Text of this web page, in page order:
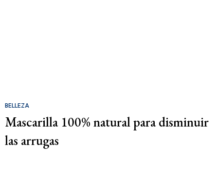
BELLEZA
Mascarilla 100% natural para disminuir
las arrugas